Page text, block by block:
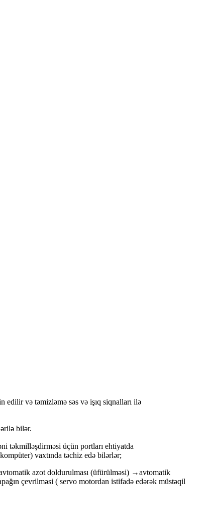
və təmizləmə səs və işıq siqnalları ilə
bilər.
təkmilləşdirməsi üçün portları ehtiyatda
vaxtında təchiz edə bilərlər;
azot doldurulması (üfürülməsi) →avtomatik
çevrilməsi ( servo motordan istifadə edərək müstəqil